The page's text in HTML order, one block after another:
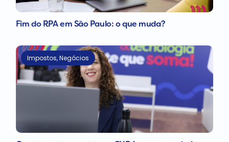
Fim do RPA em São Paulo: o que muda?
Impostos,Negócios